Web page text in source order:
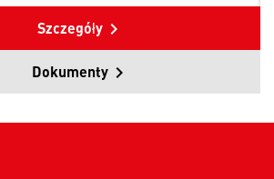
Dokumenty
Szczegóły